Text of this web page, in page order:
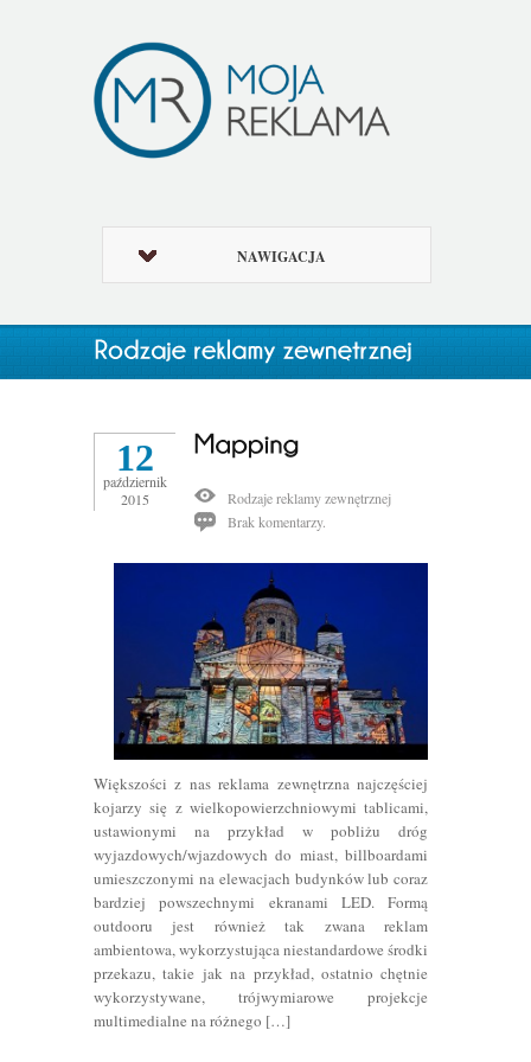
NAWIGACJA
12
październik
2015
Rodzaje reklamy zewnętrznej
Brak komentarzy.
Większości z nas reklama zewnętrzna najczęściej
kojarzy się z wielkopowierzchniowymi tablicami,
ustawionymi na przykład w pobliżu dróg
wyjazdowych/wjazdowych do miast, billboardami
umieszczonymi na elewacjach budynków lub coraz
bardziej powszechnymi ekranami LED. Formą
outdooru jest również tak zwana reklam
ambientowa, wykorzystująca niestandardowe środki
przekazu, takie jak na przykład, ostatnio chętnie
wykorzystywane, trójwymiarowe projekcje
multimedialne na różnego […]